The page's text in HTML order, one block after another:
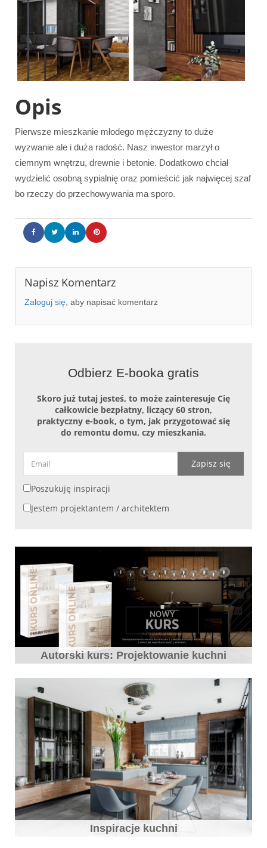
Opis
Pierwsze mieszkanie młodego mężczyzny to duże
wyzwanie ale i duża radość. Nasz inwestor marzył o
ciemnym wnętrzu, drewnie i betonie. Dodatkowo chciał
wydzielić osobną sypialnię oraz pomieścić jak najwięcej szaf
bo rzeczy do przechowywania ma sporo.
Napisz Komentarz
Zaloguj się, aby napisać komentarz
Odbierz E-booka gratis
Skoro już tutaj jesteś, to może zainteresuje Cię
całkowicie bezpłatny, liczący 60 stron,
praktyczny e-book, o tym, jak przygotować się
do remontu domu, czy mieszkania.
Zapisz się
Poszukuję inspiracji
Jestem projektantem / architektem
Autorski kurs: Projektowanie kuchni
Inspiracje kuchni